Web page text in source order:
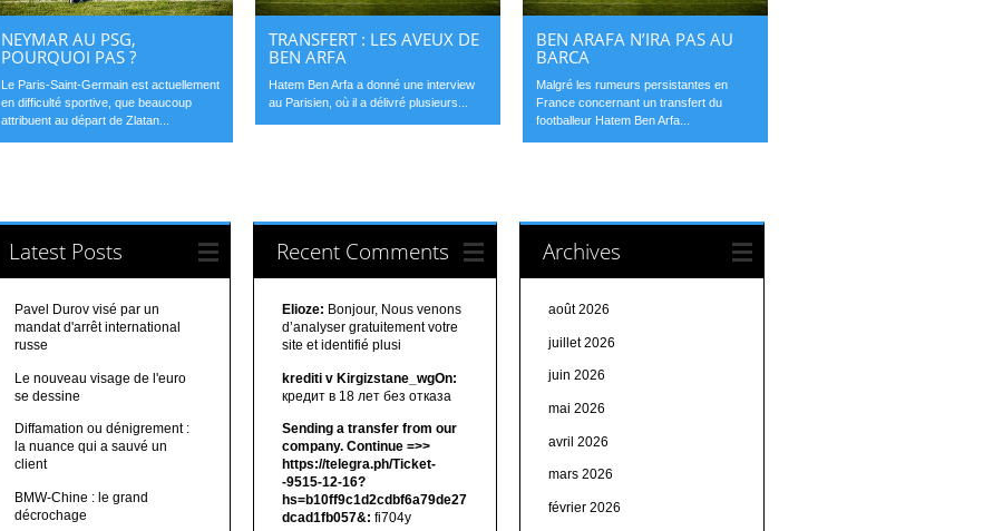
NEYMAR AU PSG,
POURQUOI PAS ?
Le Paris-Saint-Germain est actuellement
en difficulté sportive, que beaucoup
attribuent au départ de Zlatan...
TRANSFERT : LES AVEUX DE
BEN ARFA
Hatem Ben Arfa a donné une interview
au Parisien, où il a délivré plusieurs...
BEN ARAFA N’IRA PAS AU
BARCA
Malgré les rumeurs persistantes en
France concernant un transfert du
footballeur Hatem Ben Arfa...
Latest Posts
Pavel Durov visé par un
mandat d'arrêt international
russe
Le nouveau visage de l'euro
se dessine
Diffamation ou dénigrement :
la nuance qui a sauvé un
client
BMW-Chine : le grand
décrochage
Recent Comments
Elioze: Bonjour, Nous venons
d’analyser gratuitement votre
site et identifié plusi
krediti v Kirgizstane_wgOn:
кредит в 18 лет без отказа
Sending a transfer from our
company. Continue =>>
https://telegra.ph/Ticket-
-9515-12-16?
hs=b10ff9c1d2cdbf6a79de27
dcad1fb057&: fi704y
Archives
août 2026
juillet 2026
juin 2026
mai 2026
avril 2026
mars 2026
février 2026